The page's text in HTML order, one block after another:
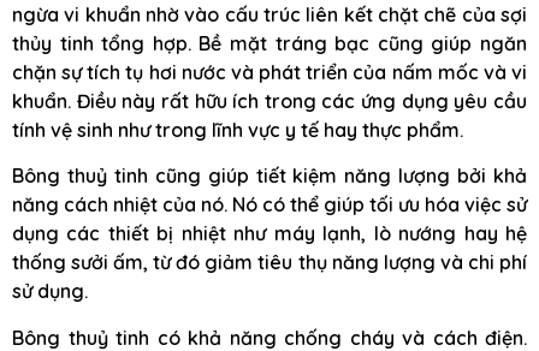
ngừa vi khuẩn nhờ vào cấu trúc liên kết chặt chẽ của sợi
thủy tinh tổng hợp. Bề mặt tráng bạc cũng giúp ngăn
chặn sự tích tụ hơi nước và phát triển của nấm mốc và vi
khuẩn. Điều này rất hữu ích trong các ứng dụng yêu cầu
tính vệ sinh như trong lĩnh vực y tế hay thực phẩm.
Bông thuỷ tinh cũng giúp tiết kiệm năng lượng bởi khả
năng cách nhiệt của nó. Nó có thể giúp tối ưu hóa việc sử
dụng các thiết bị nhiệt như máy lạnh, lò nướng hay hệ
thống sưởi ấm, từ đó giảm tiêu thụ năng lượng và chi phí
sử dụng.
Bông thuỷ tinh có khả năng chống cháy và cách điện.